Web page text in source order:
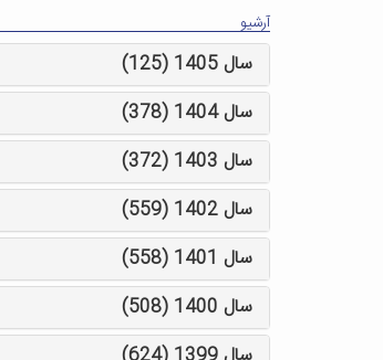
آرشیو
سال 1405 (125)
سال 1404 (378)
سال 1403 (372)
سال 1402 (559)
سال 1401 (558)
سال 1400 (508)